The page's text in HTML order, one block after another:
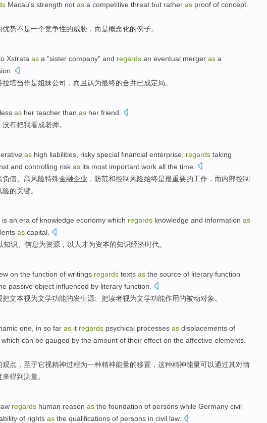
Macau's strength not as a competitive threat but rather as proof of concept.
优势不是一个竞争性的威胁 ， 而是概念化的例子。
Xstrata as a "sister company" and regards an eventual merger as a
拉塔当作是姐妹公司 ， 而且 认为最终的合并已成定局。
less as her teacher than as her friend
没有把我看成老师。
as high liabilities risky special financial enterprise regards taking
and controlling risk as its most important work all the time.
负债 高风险特殊金融企业 ， 防范和控制风险始终是最重要的工作 ，而内部控制
险的关键。
is an era of knowledge economy which regards knowledge and information as
as capital.
知识、 信息为资源 ， 以人才为资本的知识经济时代。
on the function of writings regards texts as the source of literary function
passive object influenced by literary function.
把文本视为文学功能的发生源 、把读者视为文学功能作用的被动对象 。
one, in so far as it regards psychical processes as displacements of
which can be gauged by the amount of their effect on the affective elements
观点 ， 至于它视精神过程为一种精神能量的移置 ， 这种精神能量可以通过其对情
来得到测量。
law regards human reason as the foundation of persons while Germany civil
of rights as the qualifications of persons in civil law.